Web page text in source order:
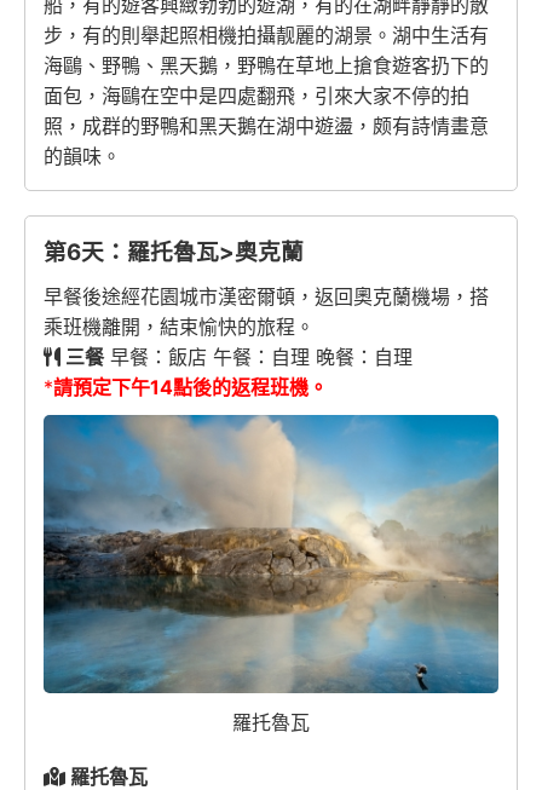
船，有的遊客興緻勃勃的遊湖，有的在湖畔靜靜的散
步，有的則舉起照相機拍攝靓麗的湖景。湖中生活有
海鷗、野鴨、黑天鵝，野鴨在草地上搶食遊客扔下的
面包，海鷗在空中是四處翻飛，引來大家不停的拍
照，成群的野鴨和黑天鵝在湖中遊盪，颇有詩情畫意
的韻味。
第6天：羅托魯瓦>奧克蘭
早餐後途經花園城市漢密爾頓，返回奧克蘭機場，搭
乘班機離開，結束愉快的旅程。
三餐早餐：飯店 午餐：自理 晚餐：自理
*請預定下午14點後的返程班機。
羅托魯瓦
羅托魯瓦